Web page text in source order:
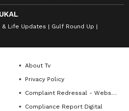
& Life Updates
Gulf Round Up
About Tv
Privacy Policy
Complaint Redressal - Website
Compliance Report Digital